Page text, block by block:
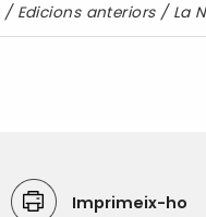
/ Edicions anteriors / La
Imprimeix-ho